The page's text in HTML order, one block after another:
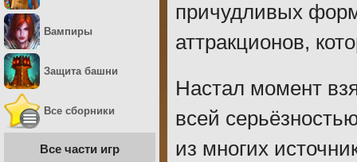
причудливых
аттракционов,
Настал момент
всей
из многих
Вампиры
Защита башни
Все сборники
Все части игр